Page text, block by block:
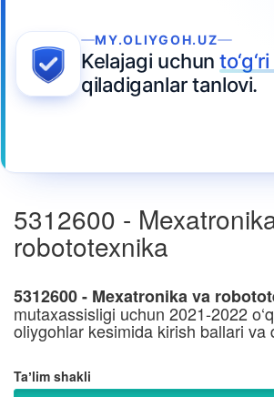
MY.OLIYGOH.UZ
Kelajagi uchun
qiladiganlar tanlovi.
5312600 -
robototexnika
5312600 - Mexatronika va
mutaxassisligi uchun 2021-2022
oliygohlar kesimida kirish ballari va
Taʼlim shakli